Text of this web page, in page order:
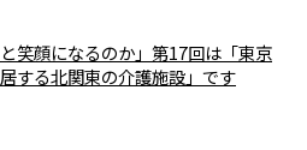
笑顔になるのか」第17回は「東京
する北関東の介護施設」です